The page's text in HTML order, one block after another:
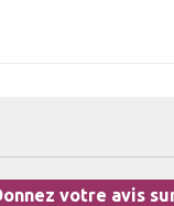
votre avis